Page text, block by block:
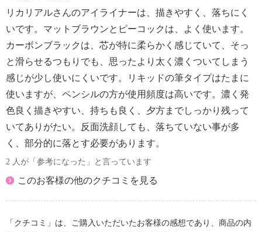
リカリアルさんのアイライナーは、描きやすく、落ちにく
いです。マットブラウンとピーコックは、よく使います。
カーボンブラックは、芯が特に柔らかく感じていて、そっ
と滑らせるつもりでも、思ったより太く濃くついてしまう
感じが少し使いにくいです。リキッドの筆タイプはたまに
使いますが、ペンシルの方が使用頻度は高いです。濃く発
色良く描きやすい、持ちも良く、夕方までしっかり残って
いてありがたい。反面洗顔しても、落ちていない事が多
く、部分的に落とす必要があります。
2 人が「参考になった」と言っています
このお客様の他のクチコミを見る
「クチコミ」は、ご購入いただいたお客様の感想であり、商品の内